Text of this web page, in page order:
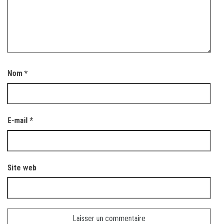
Nom *
E-mail *
Site web